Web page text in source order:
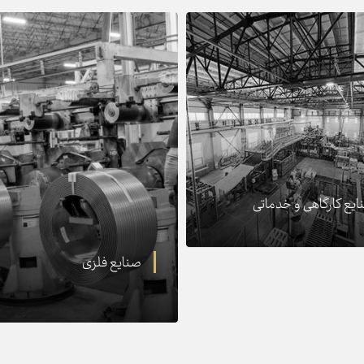
کارگاهی و خدماتی
صنایع فلزی